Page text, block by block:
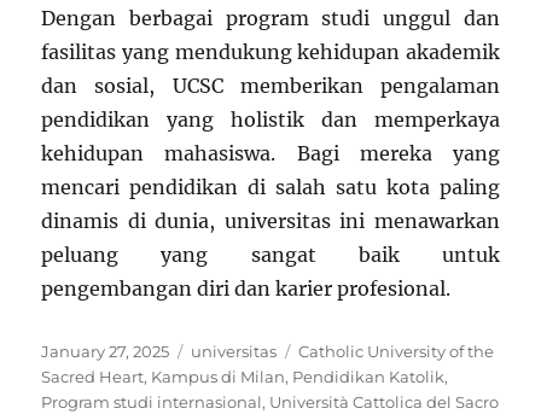
Dengan berbagai program studi unggul dan
fasilitas yang mendukung kehidupan akademik
dan sosial, UCSC memberikan pengalaman
pendidikan yang holistik dan memperkaya
kehidupan mahasiswa. Bagi mereka yang
mencari pendidikan di salah satu kota paling
dinamis di dunia, universitas ini menawarkan
peluang yang sangat baik untuk
pengembangan diri dan karier profesional.
Posted
on
January 27, 2025 Categories
universitas Tags
Catholic University of the
Sacred Heart, Kampus di Milan, Pendidikan Katolik,
Program studi internasional, Università Cattolica del Sacro